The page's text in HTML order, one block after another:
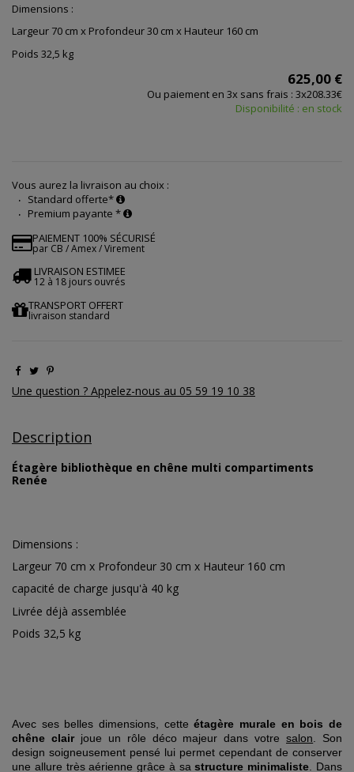
Dimensions :
Largeur 70 cm x Profondeur 30 cm x Hauteur 160 cm
Poids 32,5 kg
625,00 €
Ou paiement en 3x sans frais : 3x208.33€
Disponibilité : en stock
Vous aurez la livraison au choix :
Standard offerte*
Premium payante *
PAIEMENT 100% SÉCURISÉ
par CB / Amex / Virement
LIVRAISON ESTIMEE
12 à 18 jours ouvrés
TRANSPORT OFFERT
livraison standard
Une question ? Appelez-nous au 05 59 19 10 38
Description
Étagère bibliothèque en chêne multi compartiments
Renée
Dimensions :
Largeur 70 cm x Profondeur 30 cm x Hauteur 160 cm
capacité de charge jusqu'à 40 kg
Livrée déjà assemblée
Poids 32,5 kg
Avec ses belles dimensions, cetteétagère murale en bois de
chêne clairjoue un rôle déco majeur dans votresalon . Son
design soigneusement pensé lui permet cependant de conserver
une allure très aérienne grâce à sastructure minimaliste . Dans